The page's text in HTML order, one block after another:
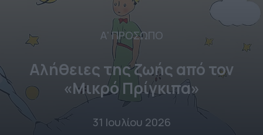
Α' ΠΡΟΣΩΠΟ
Αλήθειες της ζωής από τον
«Μικρό Πρίγκιπα»
31 Ιουλίου 2026